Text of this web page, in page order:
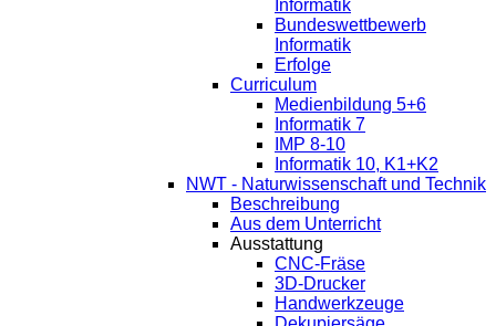
Informatik
Bundeswettbewerb
Informatik
Erfolge
Curriculum
Medienbildung 5+6
Informatik 7
IMP 8-10
Informatik 10, K1+K2
NWT - Naturwissenschaft und Technik
Beschreibung
Aus dem Unterricht
Ausstattung
CNC-Fräse
3D-Drucker
Handwerkzeuge